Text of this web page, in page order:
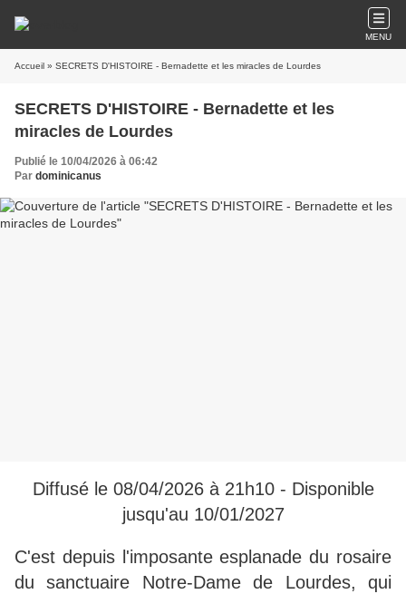
MENU
Accueil » SECRETS D'HISTOIRE - Bernadette et les miracles de Lourdes
SECRETS D'HISTOIRE - Bernadette et les
miracles de Lourdes
Publié le 10/04/2026 à 06:42
Par dominicanus
Diffusé le 08/04/2026 à 21h10 - Disponible
jusqu'au 10/01/2027
C'est depuis l'imposante esplanade du rosaire
du sanctuaire Notre-Dame de Lourdes, qui